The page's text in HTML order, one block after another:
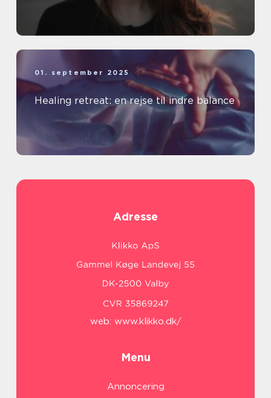
01. september 2025
Healing retreat: en rejse til indre balance
Adresse
web: www.klikko.dk/
Menu
Annoncering